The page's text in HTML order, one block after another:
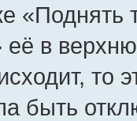
«Поднять
её в
то
быть